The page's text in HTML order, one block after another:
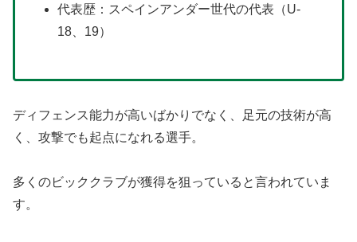
代表歴：スペインアンダー世代の代表（U-
18、19）
ディフェンス能力が高いばかりでなく、足元の技術が高
く、攻撃でも起点になれる選手。
多くのビッククラブが獲得を狙っていると言われていま
す。